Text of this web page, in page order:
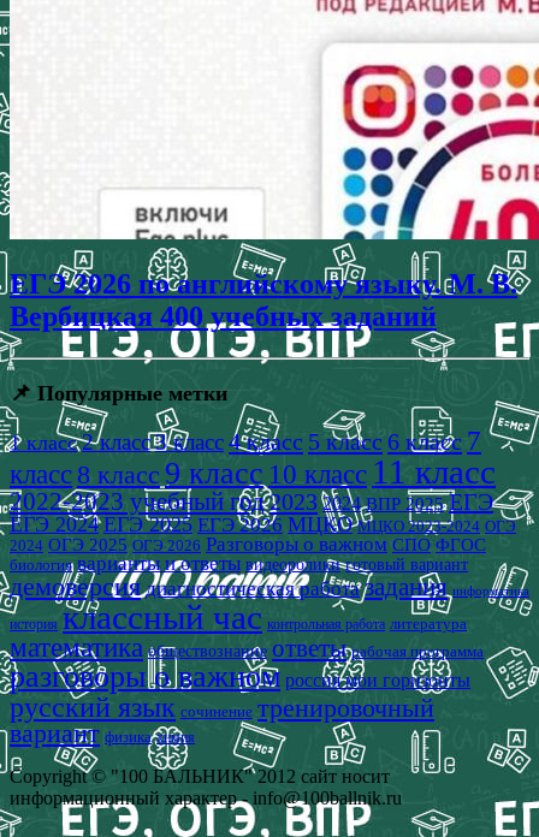
ЕГЭ 2026 по английскому языку. М. В.
Вербицкая 400 учебных заданий
📌 Популярные метки
1 класс 2 класс3 класс4 класс 5 класс 6 класс 7
класс 8 класс 9 класс 10 класс 11 класс
2022-2023 учебный год2023 2024 ВПР 2025 ЕГЭ
ЕГЭ 2024 ЕГЭ 2025 ЕГЭ 2026 МЦКО МЦКО 2023-2024 ОГЭ
2024 ОГЭ 2025 ОГЭ 2026 Разговоры о важном СПО ФГОС
биология варианты и ответы видеоролики готовый вариант
демоверсия диагностическая работа задания информатика
история классный час контрольная работа литература
математика обществознание ответы рабочая программа
разговоры о важном россия мои горизонты
русский язык сочинение тренировочный
вариант физика химия
Copyright © "100 БАЛЬНИК" 2012 сайт носит
информационный характер - info@100ballnik.ru